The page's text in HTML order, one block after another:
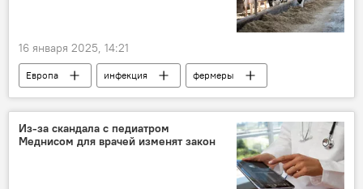
ВСУ
16 января 2025, 14:21
Европа инфекция
фермеры
животные
Из-за скандала с педиатром
Меднисом для врачей изменят закон